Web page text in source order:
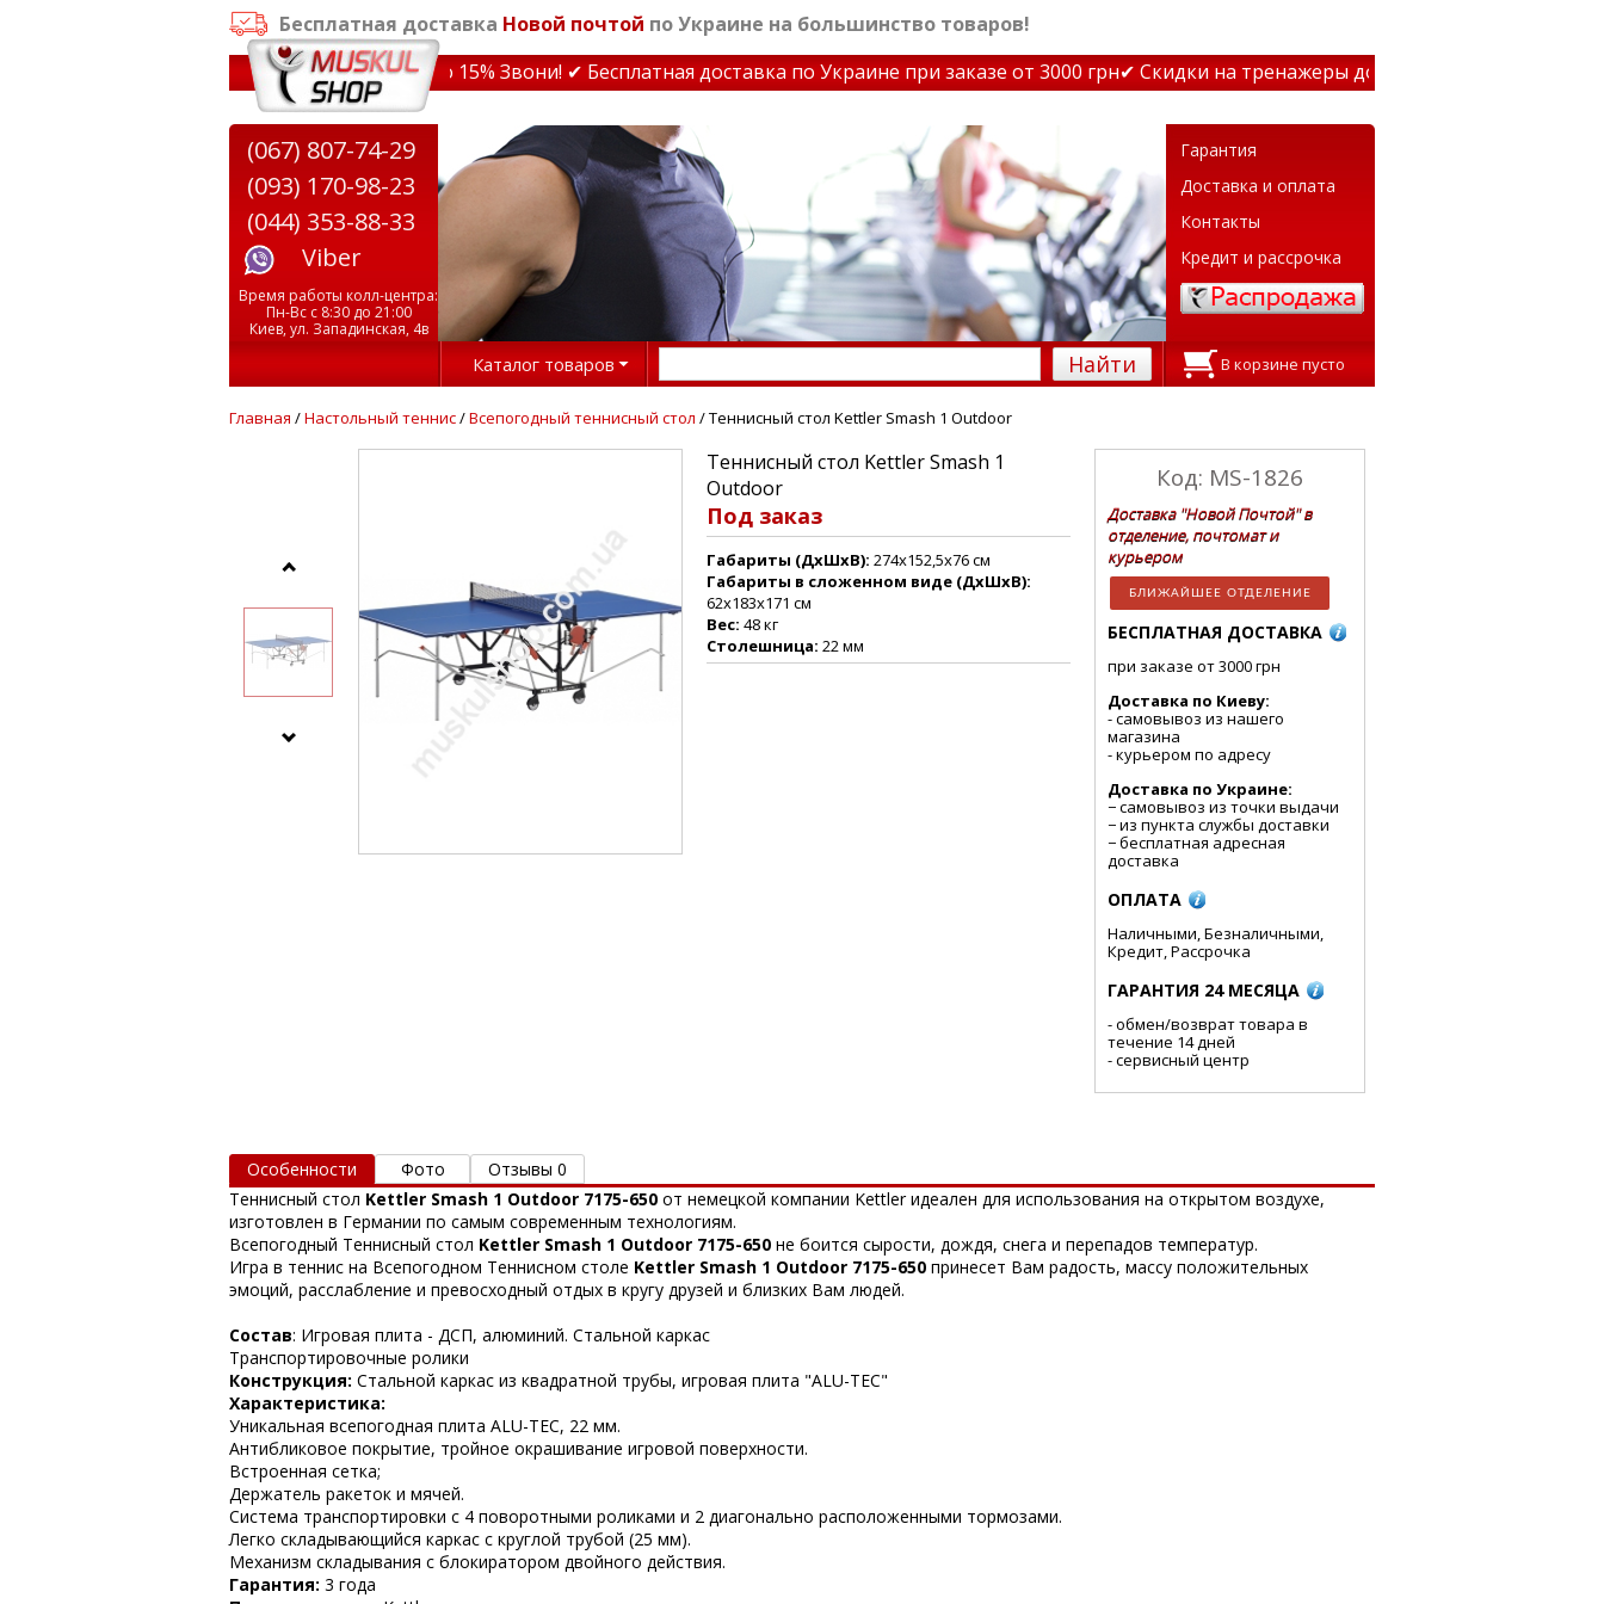
Бесплатная доставка Новой почтой по Украине на большинство товаров!
✔ Скидки на тренажеры до 15% Звони! ✔ Бесплатная доставка по Украине при заказе от 3000 грн✔ Скидки на тренажеры до 15% Звони! ✔ Бесплатная
Гарантия
Доставка и оплата
Контакты
Кредит и рассрочка
(067) 807-74-29
(093) 170-98-23
(044) 353-88-33
Viber
Время работы колл-центра:
Пн-Вс с 8:30 до 21:00
Киев, ул. Западинская, 4в
Каталог товаров Найти В корзине пусто
Главная /Настольный теннис/Всепогодный теннисный стол / Теннисный стол Kettler Smash 1 Outdoor
Теннисный стол Kettler Smash 1
Outdoor
Под заказ
Габариты (ДхШхВ): 274x152,5x76см
Габариты в сложенном виде (ДхШхВ):
62х183х171 см
Вес: 48 кг
Столешница: 22 мм
Код: MS-1826
Доставка "Новой Почтой" в
отделение, почтомат и
курьером
БЛИЖАЙШЕЕ ОТДЕЛЕНИЕ
БЕСПЛАТНАЯ ДОСТАВКА
при заказе от 3000 грн
Доставка по Киеву:
- cамовывоз из нашего
магазина
- курьером по адресу
Доставка по Украине:
− самовывоз из точки выдачи
− из пункта службы доставки
− бесплатная адресная
доставка
ОПЛАТА
Наличными, Безналичными,
Кредит, Рассрочка
ГАРАНТИЯ 24 МЕСЯЦА
- обмен/возврат товара в
течение 14 дней
- сервисный центр
Особенности Фото
Отзывы 0
Теннисный стол Kettler Smash 1 Outdoor 7175-650 от немецкой компании Kettler идеален для использования на открытом воздухе,
изготовлен в Германии по самым современным технологиям.
Всепогодный Теннисный стол Kettler Smash 1 Outdoor 7175-650 не боится сырости, дождя, снега и перепадов температур.
Игра в теннис на Всепогодном Теннисном столе Kettler Smash 1 Outdoor 7175-650 принесет Вам радость, массу положительных
эмоций, расслабление и превосходный отдых в кругу друзей и близких Вам людей.
Состав: Игровая плита - ДСП, алюминий. Стальной каркас
Транспортировочные ролики
Конструкция: Стальной каркас из квадратной трубы, игровая плита "ALU-TEC"
Характеристика:
Уникальная всепогодная плита ALU-TEC, 22 мм.
Антибликовое покрытие, тройное окрашивание игровой поверхности.
Встроенная сетка;
Держатель ракеток и мячей.
Система транспортировки с 4 поворотными роликами и 2 диагонально расположенными тормозами.
Легко складывающийся каркас с круглой трубой (25 мм).
Механизм складывания с блокиратором двойного действия.
Гарантия: 3 года